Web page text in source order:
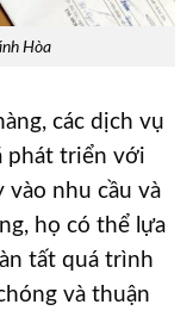
Hòa
các dịch vụ
phát triển với
vào nhu cầu và
họ có thể lựa
tất quá trình
và thuận